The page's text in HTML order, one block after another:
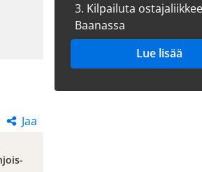
Jaa
3. Kilpailuta
Baanassa
Lue lisää